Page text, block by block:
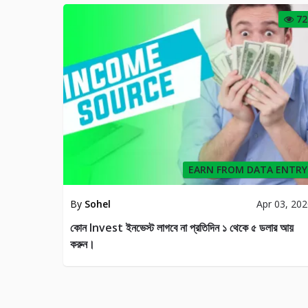
72
EARN FROM DATA ENTRY
By Sohel Apr 03,
কোন Invest ইনভেস্ট লাগবে না প্রতিদিন ১ থেকে ৫ ডলার আয়
করুন।